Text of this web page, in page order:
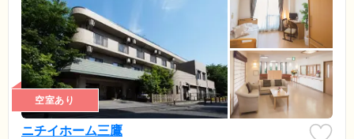
空室あり
ニチイホーム三鷹